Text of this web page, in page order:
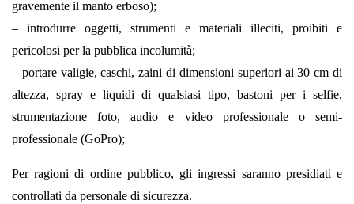
gravemente il manto erboso);
– introdurre oggetti, strumenti e materiali illeciti, proibiti e
pericolosi per la pubblica incolumità;
– portare valigie, caschi, zaini di dimensioni superiori ai 30 cm di
altezza, spray e liquidi di qualsiasi tipo, bastoni per i selfie,
strumentazione foto, audio e video professionale o semi-
professionale (GoPro);
Per ragioni di ordine pubblico, gli ingressi saranno presidiati e
controllati da personale di sicurezza.